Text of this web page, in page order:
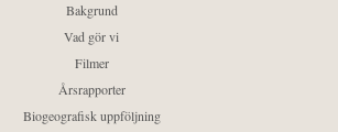
Bakgrund
Vad gör vi
Filmer
Årsrapporter
Biogeografisk uppföljning